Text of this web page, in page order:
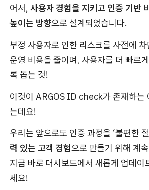
어서, 사용자 경험을 지키고 인증 기반
높이는 방향으로 설계되었습니다.
부정 사용자로 인한 리스크를 사전에
운영 비용을 줄이며, 사용자를 더 빠르
록 돕는 것!
이것이 ARGOS ID check가 존재하는
는데요!
우리는 앞으로도 인증 과정을 ‘불편한
력 있는 고객 경험으로 만들기 위해 계
지금 바로 대시보드에서 새롭게 업데이
세요!